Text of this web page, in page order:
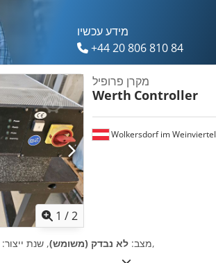
מידע עכשיו
+44 20 806 810 84
1 /2
Wolkersdorf im Weinviertel
מקרן פרופיל
Werth Controller
מצב: לא נבדק (משומש), שנת ייצור: ,